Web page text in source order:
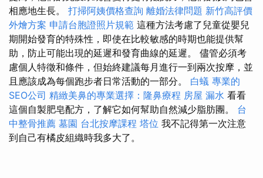
相應地生長。 打掃阿姨價格查詢 離婚法律問題 新竹高評價
外燴方案 申請台胞證照片規範 這種方法考慮了兒童從嬰兒
期開始發育的特殊性，即使在比較敏感的時期也能提供幫
助，防止可能出現的延遲和發育曲線的延遲。 儘管必須考
慮個人特徵和條件，但始終建議每月進行一到兩次按摩，並
且應該成為每個跑步者日常活動的一部分。 白蟻 專業的
SEO公司 精緻美鼻的專業選擇：隆鼻療程 房屋 漏水 看看
這個自製肥皂配方，了解它如何幫助自然減少脂肪團。 台
中整骨推薦 墓園 台北按摩課程 塔位 我不記得第一次注意
到自己有橘皮組織時我多大了。